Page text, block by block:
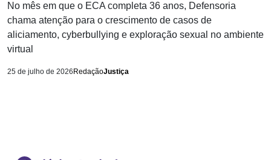
No mês em que o ECA completa 36 anos, Defensoria
chama atenção para o crescimento de casos de
aliciamento, cyberbullying e exploração sexual no ambiente
virtual
25 de julho de 2026 RedaçãoJustiça